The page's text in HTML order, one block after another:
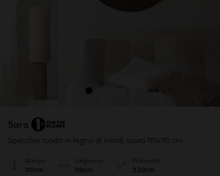
Sara
Specchio tondo in legno di mindi scuro 110x110 cm
Altezza
110cm
Larghezza
110cm
Profondità
2.50cm